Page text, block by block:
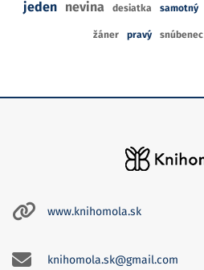
jeden
nevina desiatka samotný
žáner pravý snúbenec
www.knihomola.sk
knihomola.sk@gmail.com